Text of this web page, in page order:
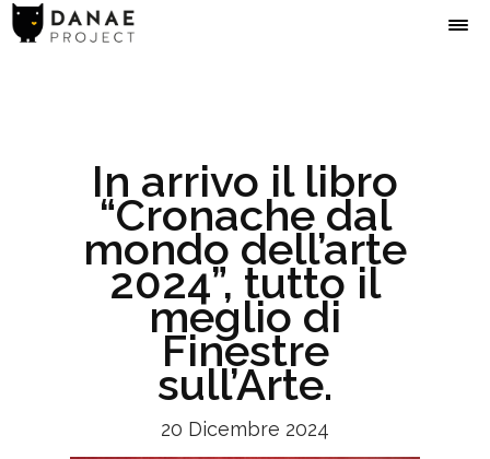
In arrivo il libro
“Cronache dal
mondo dell’arte
2024”, tutto il
meglio di
Finestre
sull’Arte.
20 Dicembre 2024